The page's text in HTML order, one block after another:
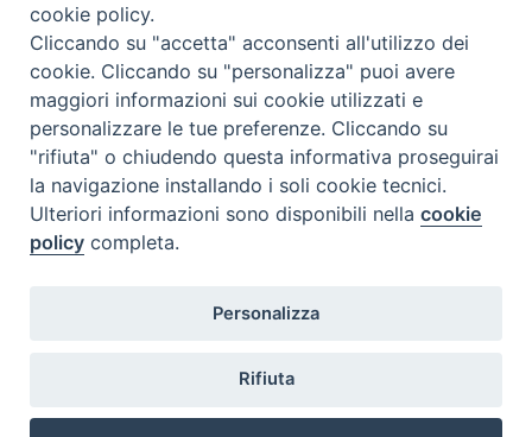
Diocesi
di Como
Diocesi di Como | piazza Grimoldi, 5
Riproduzione solo con permesso.
Iscriviti alla Newsletter
cookie policy.
Cliccando su "accetta" acconsenti all'utilizzo dei
cookie. Cliccando su "personalizza" puoi avere
maggiori informazioni sui cookie utilizzati e
personalizzare le tue preferenze. Cliccando su
"rifiuta" o chiudendo questa informativa proseguirai
la navigazione installando i soli cookie tecnici.
Ulteriori informazioni sono disponibili nellacookie
policy completa.
Personalizza
Rifiuta